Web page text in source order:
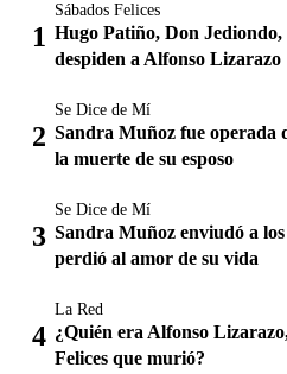
Sábados Felices
Hugo Patiño, Don
despiden a Alfonso Lizarazo
Se Dice de Mí
Sandra Muñoz fue operada
la muerte de su esposo
Se Dice de Mí
Sandra Muñoz enviudó a
perdió al amor de su vida
La Red
¿Quién era Alfonso
Felices que murió?